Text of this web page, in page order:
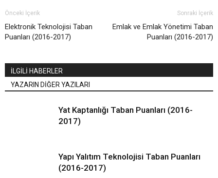
Önceki İçerik
Elektronik Teknolojisi Taban
Puanları (2016-2017)
Sonraki İçerik
Emlak ve Emlak Yönetimi Taban
Puanları (2016-2017)
İLGİLİ HABERLER
YAZARIN DİĞER YAZILARI
Yat Kaptanlığı Taban Puanları (2016-
2017)
Yapı Yalıtım Teknolojisi Taban Puanları
(2016-2017)